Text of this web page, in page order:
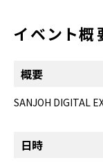
イベント概
概要
SANJOH DIGITAL
日時